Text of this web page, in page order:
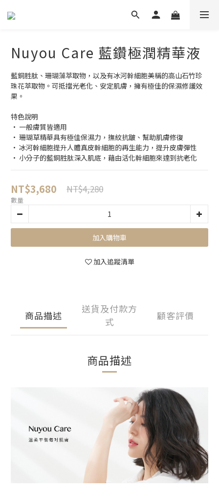
Nuyou Care 藍鑽極潤精華液
藍銅胜肽、珊瑚藻萃取物，以及有冰河幹細胞美稱的高山石竹珍
珠花萃取物。可抵擋光老化、安定肌膚，擁有極佳的保濕修護效
果。
特色說明
• 一般膚質皆適用
• 珊瑚草精華具有極佳保濕力，撫紋抗皺、幫助肌膚修復
• 冰河幹細胞提升人體真皮幹細胞的再生能力，提升皮膚彈性
• 小分子的藍銅胜肽深入肌底，藉由活化幹細胞來達到抗老化
NT$3,680 NT$4,280
數量
加入購物車
加入追蹤清單
商品描述
送貨及付款方
式
顧客評價
商品描述